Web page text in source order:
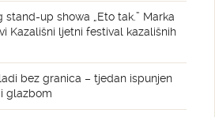
up showa „Eto tak.” Marka
Kazališni ljetni festival kazališnih
bez granica – tjedan ispunjen
glazbom